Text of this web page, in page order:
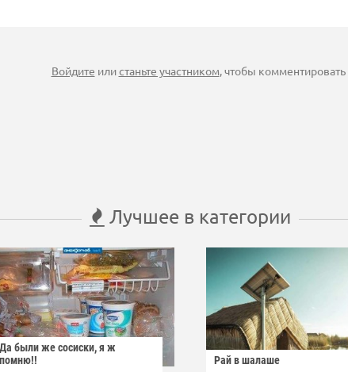
Войдите илистаньте участником, чтобы комментировать
Лучшее в категории
Да были же сосиски, я ж
помню!!
Рай в шалаше